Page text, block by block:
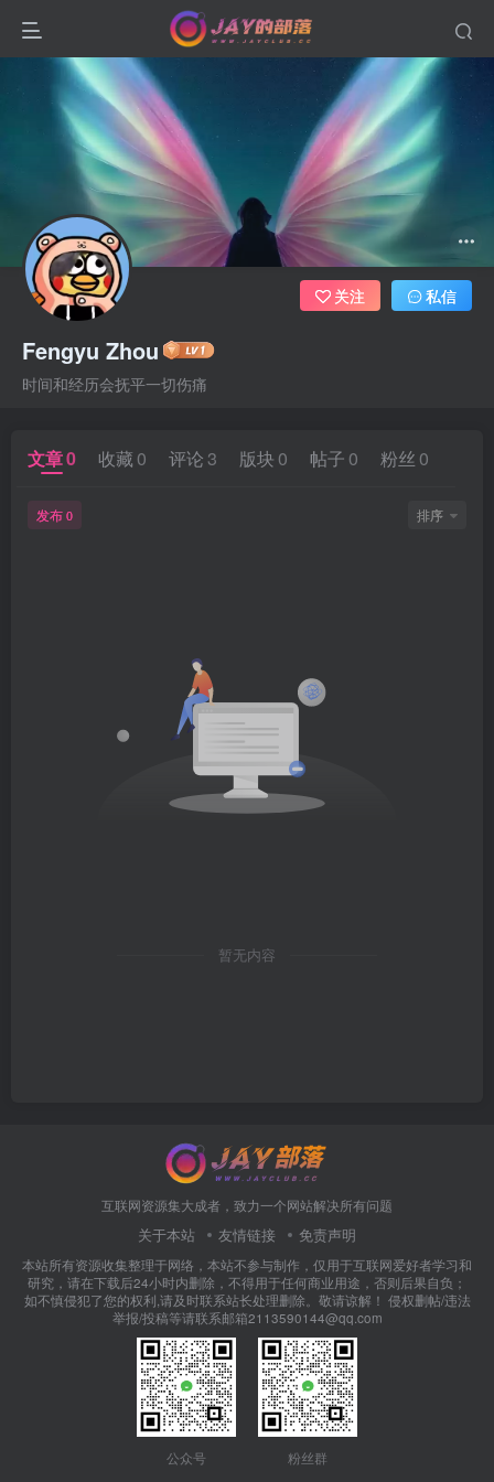
Fengyu Zhou
时间和经历会抚平一切伤痛
关注 私信
文章0 收藏 0 评论 3 版块 0 帖子 0 粉丝 0
发布 0 排序
暂无内容
互联网资源集大成者，致力一个网站解决所有问题
关于本站 友情链接 免责声明
本站所有资源收集整理于网络，本站不参与制作，仅用于互联网爱好者学习和
研究，请在下载后24小时内删除，不得用于任何商业用途，否则后果自负；
如不慎侵犯了您的权利,请及时联系站长处理删除。敬请谅解！ 侵权删帖/违法
举报/投稿等请联系邮箱2113590144@qq.com
公众号 粉丝群